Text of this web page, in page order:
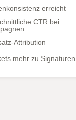
erreicht
CTR bei
Attribution
mehr zu Signaturen